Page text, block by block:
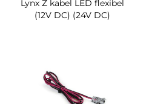
Lynx Z kabel LED flexibel
(12V DC) (24V DC)